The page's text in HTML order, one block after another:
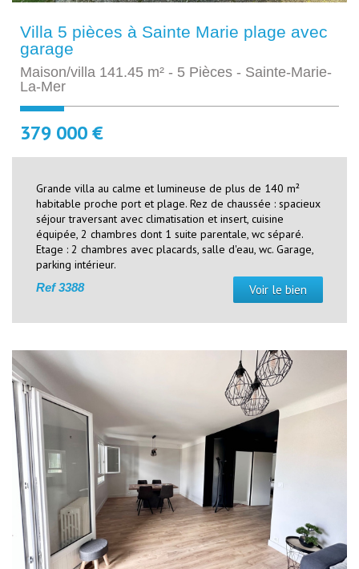
Villa 5 pièces à Sainte Marie plage avec
garage
Maison/villa 141.45 m² - 5 Pièces - Sainte-Marie-
La-Mer
379 000 €
Grande villa au calme et lumineuse de plus de 140 m²
habitable proche port et plage. Rez de chaussée : spacieux
séjour traversant avec climatisation et insert, cuisine
équipée, 2 chambres dont 1 suite parentale, wc séparé.
Etage : 2 chambres avec placards, salle d'eau, wc. Garage,
parking intérieur.
Ref3388 Voir le bien